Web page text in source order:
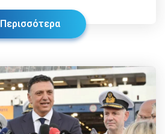
Περισσότερα